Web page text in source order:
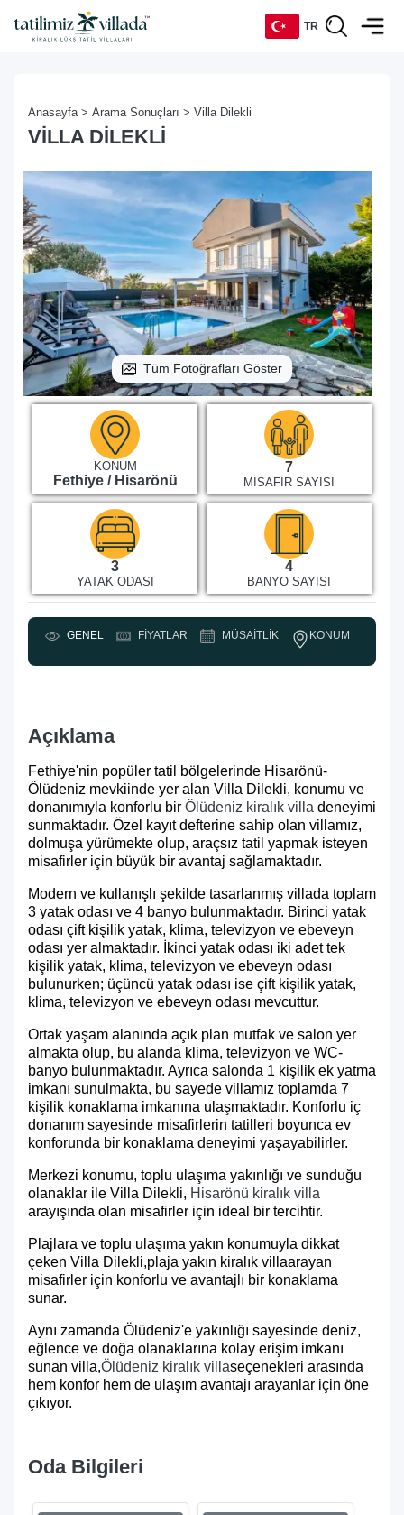
TR
RU
Anasayfa > Arama Sonuçları > Villa Dilekli
VILLA DILEKLI
Tüm Fotoğrafları Göster
KONUM
Fethiye / Hisarönü
7
MISAFIR SAYISI
3
YATAK ODASI
4
BANYO SAYISI
GENEL FIYATLAR MÜSAITLIK KONUM
Açıklama
Fethiye'nin popüler tatil bölgelerinde Hisarönü-
Ölüdeniz mevkiinde yer alan Villa Dilekli, konumu ve
donanımıyla konforlu bir Ölüdeniz kiralık villa deneyimi
sunmaktadır. Özel kayıt defterine sahip olan villamız,
dolmuşa yürümekte olup, araçsız tatil yapmak isteyen
misafirler için büyük bir avantaj sağlamaktadır.
Modern ve kullanışlı şekilde tasarlanmış villada toplam
3 yatak odası ve 4 banyo bulunmaktadır. Birinci yatak
odası çift kişilik yatak, klima, televizyon ve ebeveyn
odası yer almaktadır. İkinci yatak odası iki adet tek
kişilik yatak, klima, televizyon ve ebeveyn odası
bulunurken; üçüncü yatak odası ise çift kişilik yatak,
klima, televizyon ve ebeveyn odası mevcuttur.
Ortak yaşam alanında açık plan mutfak ve salon yer
almakta olup, bu alanda klima, televizyon ve WC-
banyo bulunmaktadır. Ayrıca salonda 1 kişilik ek yatma
imkanı sunulmakta, bu sayede villamız toplamda 7
kişilik konaklama imkanına ulaşmaktadır. Konforlu iç
donanım sayesinde misafirlerin tatilleri boyunca ev
konforunda bir konaklama deneyimi yaşayabilirler.
Merkezi konumu, toplu ulaşıma yakınlığı ve sunduğu
olanaklar ile Villa Dilekli, Hisarönü kiralık villa
arayışında olan misafirler için ideal bir tercihtir.
Plajlara ve toplu ulaşıma yakın konumuyla dikkat
çeken Villa Dilekli,plaja yakın kiralık villaarayan
misafirler için konforlu ve avantajlı bir konaklama
sunar.
Aynı zamanda Ölüdeniz'e yakınlığı sayesinde deniz,
eğlence ve doğa olanaklarına kolay erişim imkanı
sunan villa,Ölüdeniz kiralık villaseçenekleri arasında
hem konfor hem de ulaşım avantajı arayanlar için öne
çıkıyor.
Oda Bilgileri